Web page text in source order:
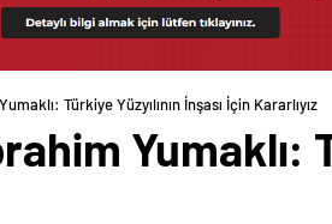
Türkiye Yüzyılının İnşası İçin Kararlıyız
Yumaklı: